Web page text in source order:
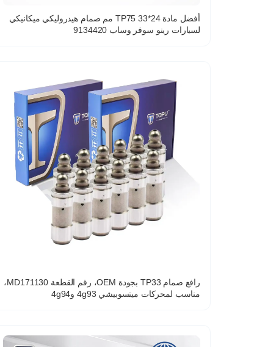
أفضل مادة TP75 33*24 مم صمام هيدروليكي ميكانيكي
لسيارات رينو سوفر وساب 9134420
رافع صمام TP33 بجودة OEM، رقم القطعة MD171130،
مناسب لمحركات ميتسوبيشي 4g93 و4g94